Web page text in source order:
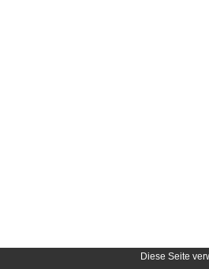
Diese Seite